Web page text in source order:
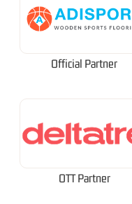
Official Partner
OTT Partner